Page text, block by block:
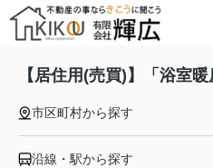
【居住用(売買)】「浴室
市区町村から探す
沿線・駅から探す